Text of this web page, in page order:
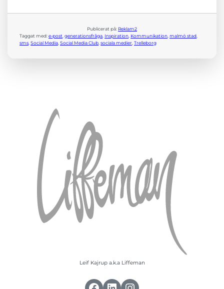
Publicerat på: Reklam2
Taggat med:e-post, generationsfråga, Inspiration, Kommunikation, malmö stad
sms, Social Media, Social Media Club, sociala medier, Trelleborg
Leif Kajrup a.k.a Liffeman
från
hemsidan.
surfar ökar du
chansen att få se
personligt
anpassat innehåll
och erbjudanden.